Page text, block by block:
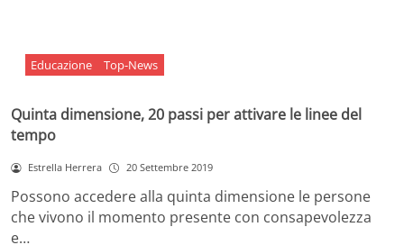
Educazione Top-News
Quinta dimensione, 20 passi per attivare le linee del
tempo
Estrella Herrera 20 Settembre 2019
Possono accedere alla quinta dimensione le persone
che vivono il momento presente con consapevolezza
e…